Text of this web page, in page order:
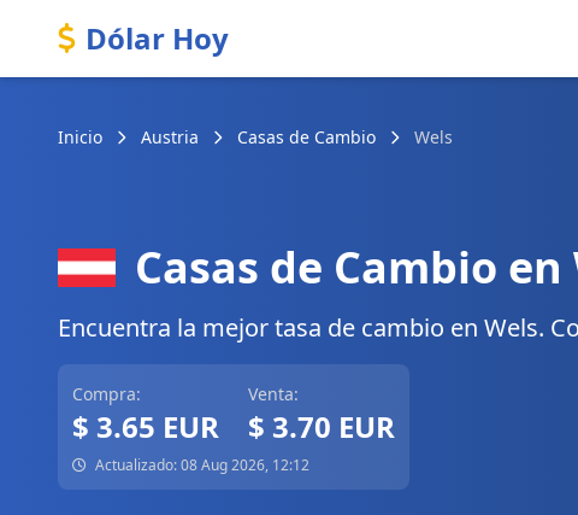
Dólar Hoy
Inicio Austria Casas de Cambio Wels
Casas de Cambio
Encuentra la mejor tasa de cambio en Wels.
Compra:
$ 3.65 EUR
Venta:
$ 3.70 EUR
Actualizado: 08 Aug 2026, 12:12